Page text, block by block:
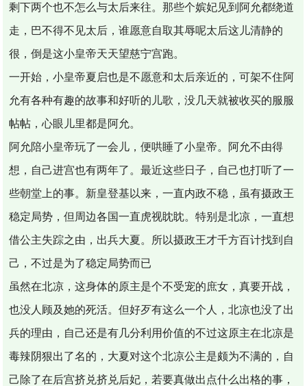
剩下两个也不怎么与太后来往。那些个嫔妃见到阿允都绕道
走，巴不得不见太后，谁愿意自取其辱呢太后这儿清静的
很，倒是这小皇帝天天望慈宁宫跑。
一开始，小皇帝夏启也是不愿意和太后亲近的，可架不住阿
允有各种有趣的故事和好听的儿歌，没几天就被收买的服服
帖帖，心眼儿里都是阿允。
阿允陪小皇帝玩了一会儿，便哄睡了小皇帝。阿允不由得
想，自己进宫也有两年了。最近这些日子，自己也打听了一
些朝堂上的事。新皇登基以来，一直内政不稳，虽有摄政王
稳定局势，但周边各国一直虎视眈眈。特别是北凉，一直想
借公主失踪之由，出兵大夏。所以摄政王才千方百计找到自
己，不过是为了稳定局势而已
虽然在北凉，这身体的原主是个不受宠的庶女，真要开战，
也没人顾及她的死活。但好歹有这么一个人，北凉也没了出
兵的理由，自己还是有几分利用价值的不过这原主在北凉是
毒辣阴狠出了名的，大夏对这个北凉公主是颇为不满的，自
己除了在后宫挤兑挤兑后妃，若要真做出点什么出格的事，